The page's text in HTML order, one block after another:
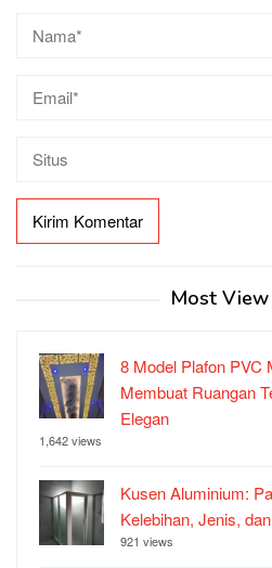
Most
8 Model Plafon PVC
Membuat Ruangan
Elegan
1,642 views
Kusen Aluminium:
Kelebihan, Jenis,
921 views